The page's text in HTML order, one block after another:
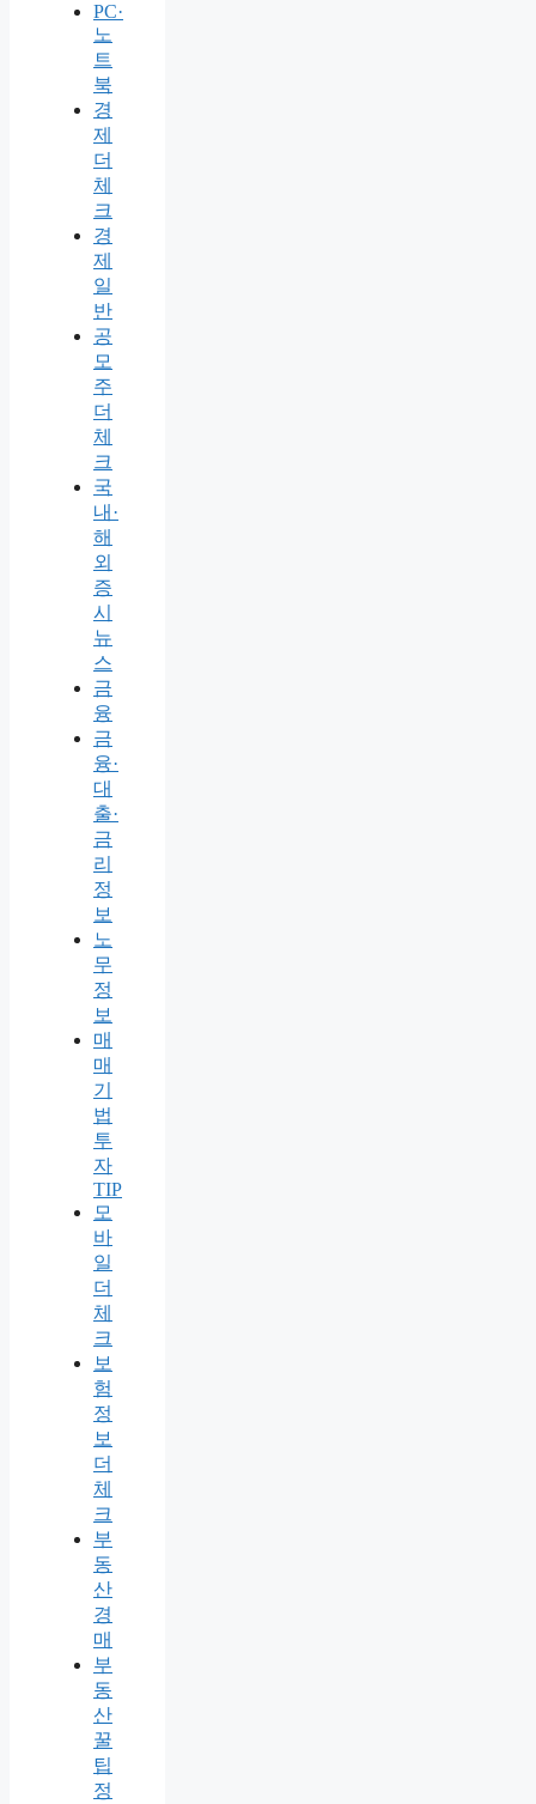
PC·
노
트
북
경
제
더
체
크
경
제
일
반
공
모
주
더
체
크
국
내·
해
외
증
시
뉴
스
금
융
금
융·
대
출·
금
리
정
보
노
무
정
보
매
매
기
법
투
자
TIP
모
바
일
더
체
크
보
험
정
보
더
체
크
부
동
산
경
매
부
동
산
꿀
팁
정